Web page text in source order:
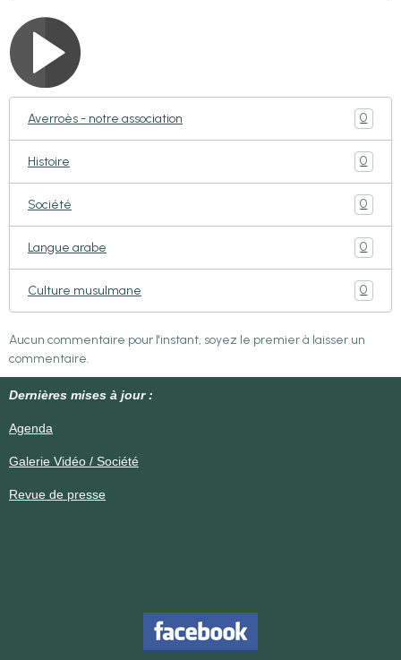
Averroès - notre association 0
Histoire 0
Société 0
Langue arabe 0
Culture musulmane 0
Aucun commentaire pour l'instant, soyez le premier à laisser un
commentaire.
Dernières mises à jour :
Agenda
Galerie Vidéo / Société
Revue de presse